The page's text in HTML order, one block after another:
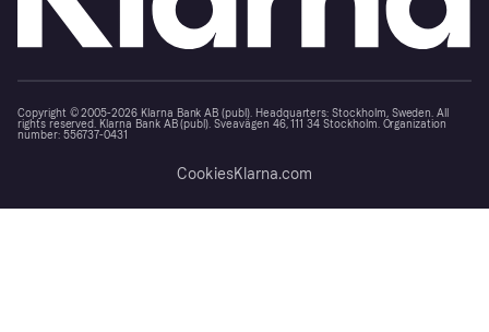
Copyright © 2005-2026 Klarna Bank AB (publ). Headquarters: Stockholm, Sweden. All
rights reserved. Klarna Bank AB (publ). Sveavägen 46, 111 34 Stockholm. Organization
number: 556737-0431
CookiesKlarna.com